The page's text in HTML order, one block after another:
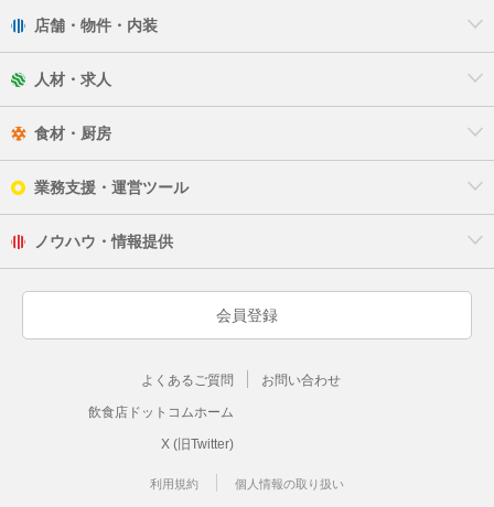
店舗・物件・内装
人材・求人
食材・厨房
業務支援・運営ツール
ノウハウ・情報提供
会員登録
よくあるご質問 お問い合わせ
飲食店ドットコムホーム
X (旧Twitter)
利用規約 個人情報の取り扱い